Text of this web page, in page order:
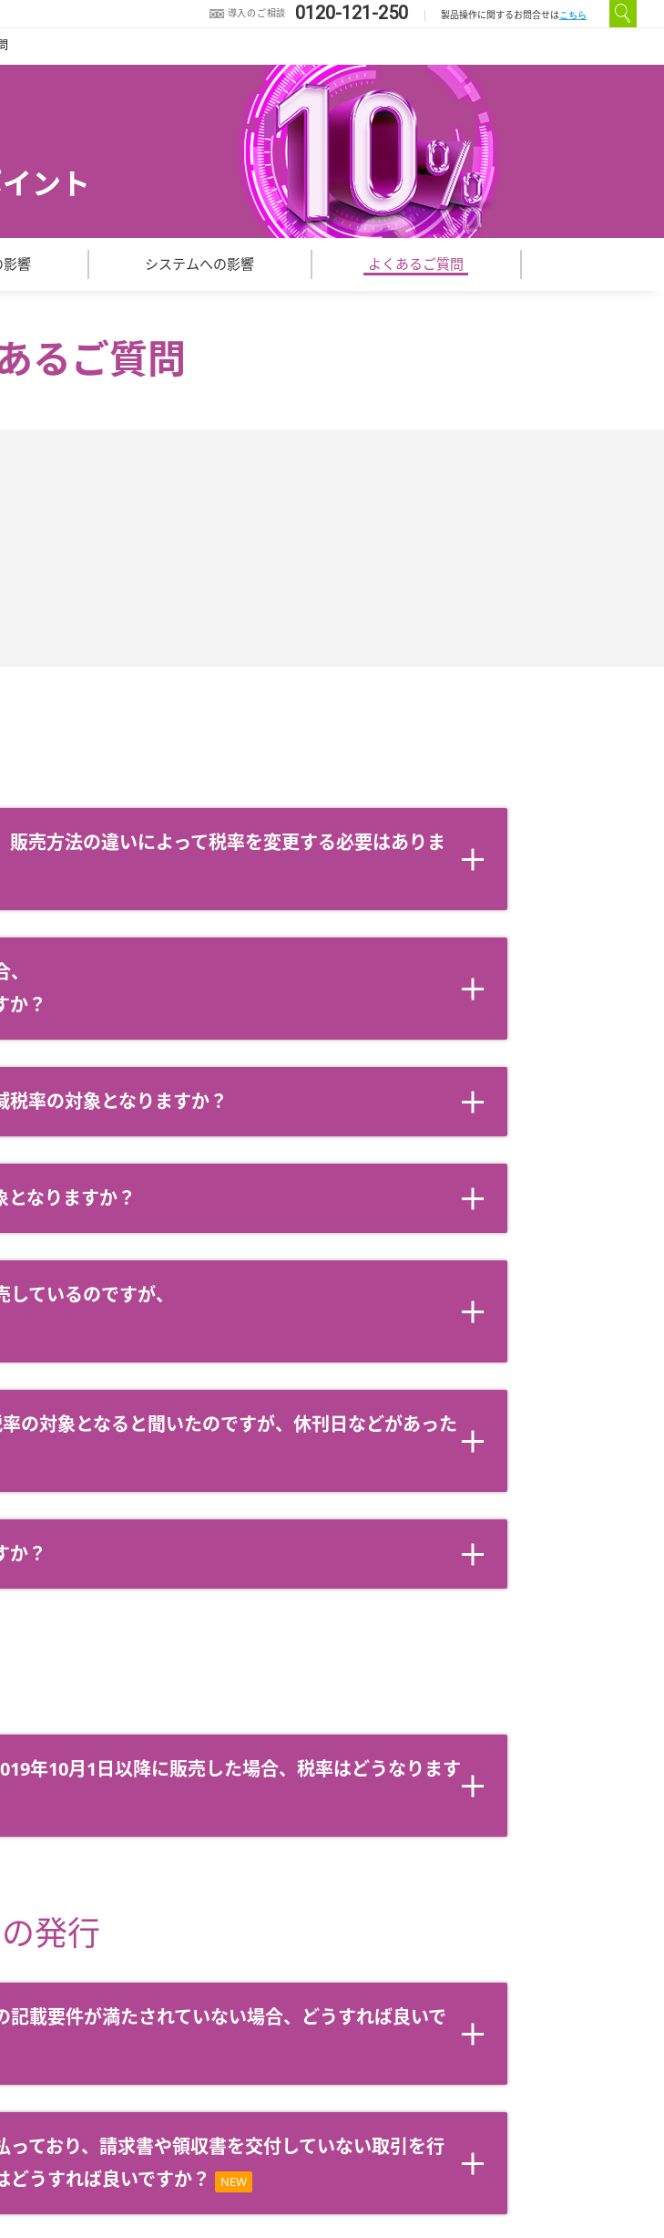
導入のご相談 0120-121-250 製品操作に関するお問合せは こちら
ント
影響 システム への影響 よくある ご質問
るご質問
売方法の違いによって税率を変更する必要はありま
か？
率の対象となりますか？
なりますか？
ているのですが、
の対象となると聞いたのですが、休刊日などがあった
か？
年10月1日以降に販売した場合、税率はどうなります
発行
載要件が満たされていない場合、どうすれば良いで
ており、請求書や領収書を交付していない取引を行
どうすれば良いですか？
NEW